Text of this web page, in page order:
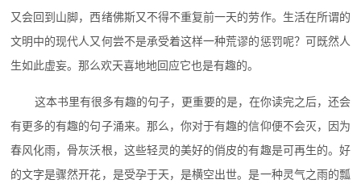
又会回到山脚，西绪佛斯又不得不重复前一天的劳作。生活在所谓的
文明中的现代人又何尝不是承受着这样一种荒谬的惩罚呢？可既然人
生如此虚妄。那么欢天喜地地回应它也是有趣的。
这本书里有很多有趣的句子，更重要的是，在你读完之后，还会
有更多的有趣的句子涌来。那么，你对于有趣的信仰便不会灭，因为
春风化雨，骨灰沃根，这些轻灵的美好的俏皮的有趣是可再生的。好
的文字是骤然开花，是受孕于天，是横空出世。是一种灵气之雨的瓢